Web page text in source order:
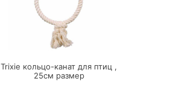
ПЕРЕЙТИ
Trixie кольцо-канат для птиц ,
25см размер